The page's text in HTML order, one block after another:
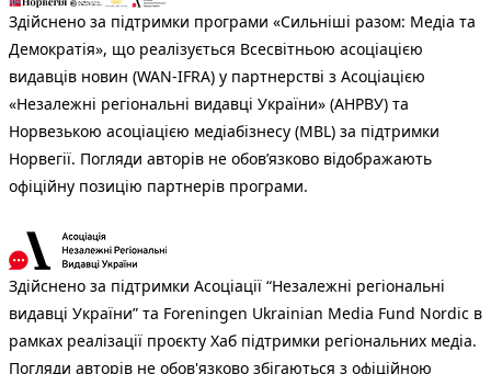
Здійснено за підтримки програми «Сильніші разом: Медіа та
Демократія», що реалізується Всесвітньою асоціацією
видавців новин (WAN-IFRA) у партнерстві з Асоціацією
«Незалежні регіональні видавці України» (АНРВУ) та
Норвезькою асоціацією медіабізнесу (MBL) за підтримки
Норвегії. Погляди авторів не обов’язково відображають
офіційну позицію партнерів програми.
Здійснено за підтримки Асоціації “Незалежні регіональні
видавці України” та Foreningen Ukrainian Media Fund Nordic в
рамках реалізації проєкту Хаб підтримки регіональних медіа.
Погляди авторів не обов'язково збігаються з офіційною